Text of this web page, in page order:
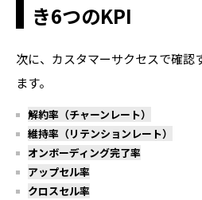
き6つのKPI
次に、カスタマーサクセスで確認
ます。
解約率（チャーンレート）
維持率（リテンションレート）
オンボーディング完了率
アップセル率
クロスセル率